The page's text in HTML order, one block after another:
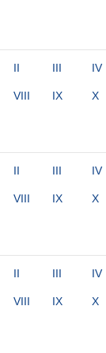
II III IV
VIII IX X
II III IV
VIII IX X
II III IV
VIII IX X